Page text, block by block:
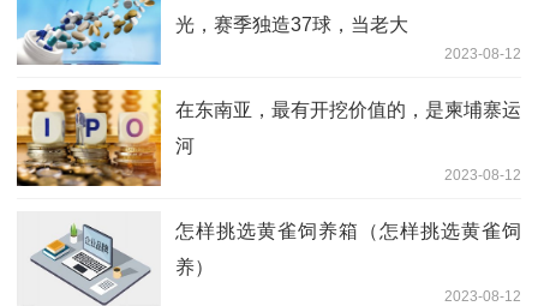
光，赛季独造37球，当老大
2023-08-12
在东南亚，最有开挖价值的，是柬埔寨运
河
2023-08-12
怎样挑选黄雀饲养箱（怎样挑选黄雀饲
养）
2023-08-12